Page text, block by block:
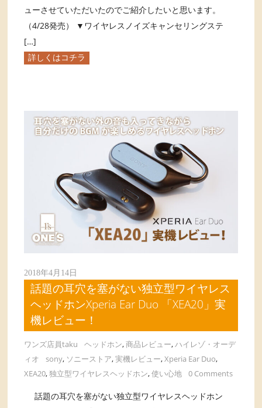
ューさせていただいたのでご紹介したいと思います。
（4/28発売） ▼ワイヤレスノイズキャンセリングステ
[…]
詳しくはコチラ
2018年4月14日
話題の耳穴を塞がない独立型ワイヤレス
ヘッドホンXperia Ear Duo 「XEA20」実
機レビュー！
ワンズ店員taku ヘッドホン,商品レビュー,ハイレゾ・オーデ
ィオ
sony, ソニーストア,実機レビュー,Xperia Ear Duo,
XEA20,独立型ワイヤレスヘッドホン,使い心地 0 Comments
話題の耳穴を塞がない独立型ワイヤレスヘッドホン